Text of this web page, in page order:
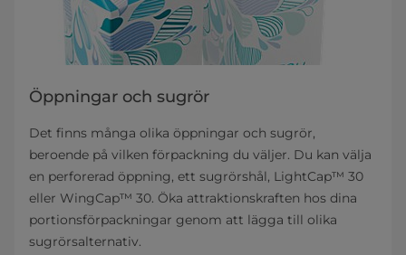
Öppningar och sugrör
Det finns många olika öppningar och sugrör,
beroende på vilken förpackning du väljer. Du kan välja
en perforerad öppning, ett sugrörshål, LightCap™ 30
eller WingCap™ 30. Öka attraktionskraften hos dina
portionsförpackningar genom att lägga till olika
sugrörsalternativ.